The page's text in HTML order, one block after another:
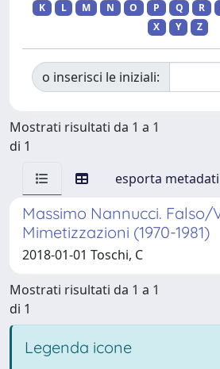
K
L M N O P Q R
X
Y Z
o inserisci le iniziali:
Mostrati risultati da 1 a 1
di 1
esporta metadati
Massimo Nannucci. Falso/
Mimetizzazioni (1970-1981)
2018-01-01 Toschi, C
Mostrati risultati da 1 a 1
di 1
Legenda icone